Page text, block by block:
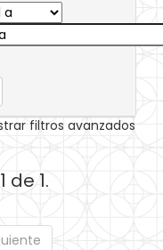
filtros avanzados
de 1.